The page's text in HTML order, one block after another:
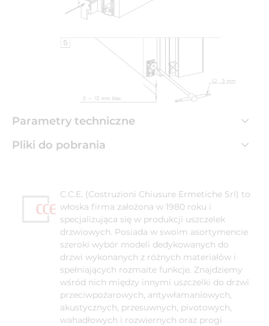
Parametry techniczne
Pliki do pobrania
C.C.E. (Costruzioni Chiusure Ermetiche Srl) to
włoska firma założona w 1980 roku i
specjalizująca się w produkcji uszczelek
drzwiowych. Posiada w swoim asortymencie
szeroki wybór modeli dedykowanych do
drzwi wykonanych z różnych materiałów i
spełniających rozmaite funkcje. Znajdziemy
wśród nich między innymi uszczelki do drzwi
przeciwpożarowych, antywłamaniowych,
akustycznych, przesuwnych, pivotowych,
wahadłowych i rozwiernych oraz progi